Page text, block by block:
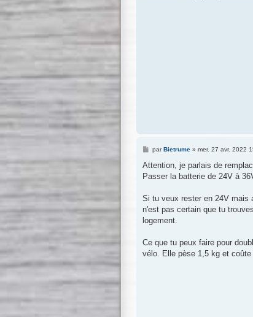
M
s
a
parBietrume» mer. 27 avr. 2022
Attention, je parlais de
Passer la batterie de 24V à
Si tu veux rester en 24V mais
n'est pas certain que tu
logement.
Ce que tu peux faire pour
vélo. Elle pèse 1,5 kg et coûte